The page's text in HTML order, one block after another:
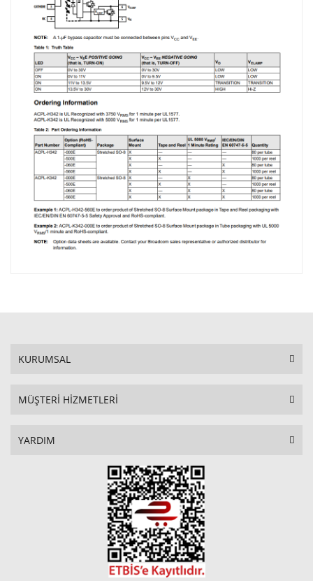
KURUMSAL
MÜŞTERİ HİZMETLERİ
YARDIM